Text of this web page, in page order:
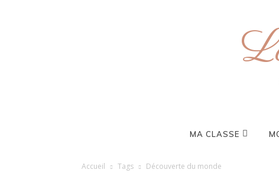
MA CLASSE
Accueil Tags Découverte du monde